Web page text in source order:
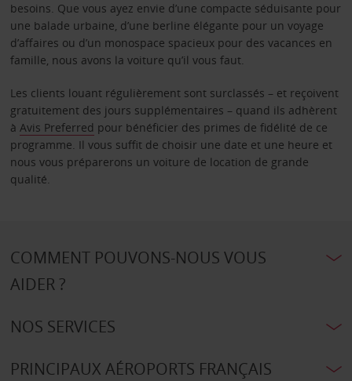
besoins. Que vous ayez envie d’une compacte séduisante pour
une balade urbaine, d’une berline élégante pour un voyage
d’affaires ou d’un monospace spacieux pour des vacances en
famille, nous avons la voiture qu’il vous faut.
Les clients louant régulièrement sont surclassés – et reçoivent
gratuitement des jours supplémentaires – quand ils adhèrent
à Avis Preferred pour bénéficier des primes de fidélité de ce
programme. Il vous suffit de choisir une date et une heure et
nous vous préparerons un voiture de location de grande
qualité.
COMMENT POUVONS-NOUS VOUS
AIDER ?
NOS SERVICES
PRINCIPAUX AÉROPORTS FRANÇAIS